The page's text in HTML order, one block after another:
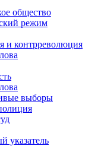
общество
режим
и контрреволюция
выборы
указатель